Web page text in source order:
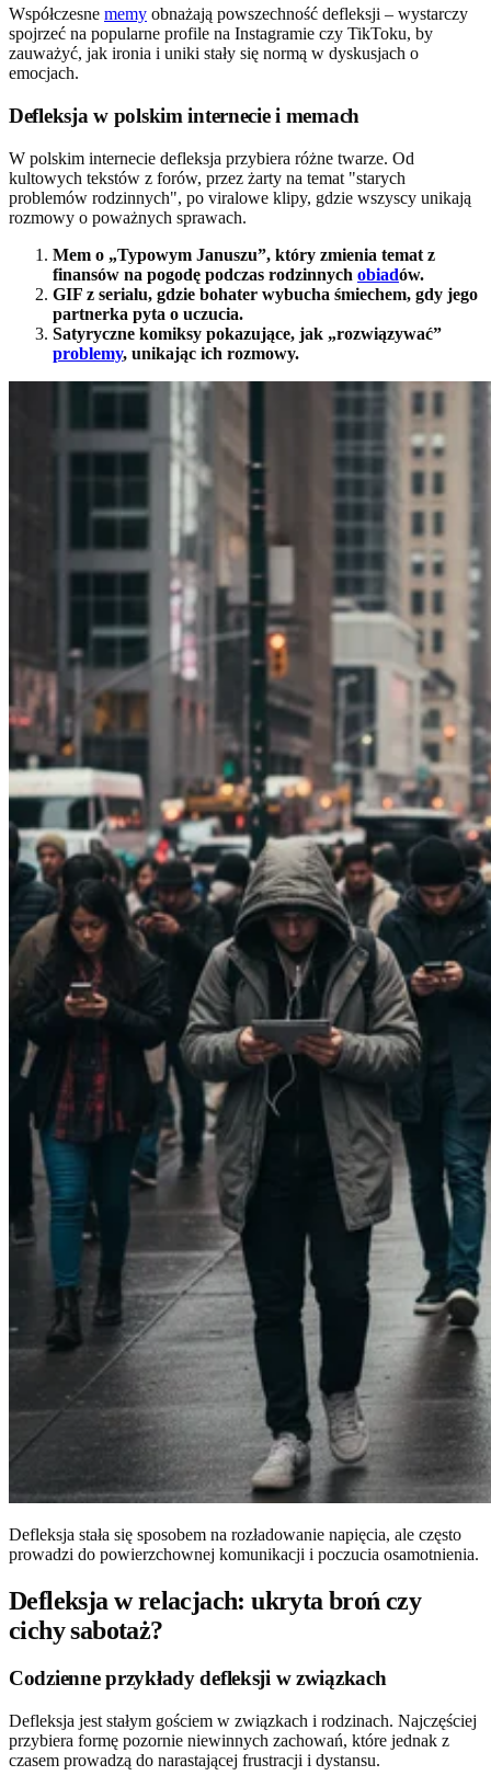
Współczesne memy obnażają powszechność defleksji – wystarczy
spojrzeć na popularne profile na Instagramie czy TikToku, by
zauważyć, jak ironia i uniki stały się normą w dyskusjach o
emocjach.
Defleksja w polskim internecie i memach
W polskim internecie defleksja przybiera różne twarze. Od
kultowych tekstów z forów, przez żarty na temat "starych
problemów rodzinnych", po viralowe klipy, gdzie wszyscy unikają
rozmowy o poważnych sprawach.
Mem o „Typowym Januszu”, który zmienia temat z
finansów na pogodę podczas rodzinnych obiadów.
GIF z serialu, gdzie bohater wybucha śmiechem, gdy jego
partnerka pyta o uczucia.
Satyryczne komiksy pokazujące, jak „rozwiązywać”
problemy, unikając ich rozmowy.
Defleksja stała się sposobem na rozładowanie napięcia, ale często
prowadzi do powierzchownej komunikacji i poczucia osamotnienia.
Defleksja w relacjach: ukryta broń czy
cichy sabotaż?
Codzienne przykłady defleksji w związkach
Defleksja jest stałym gościem w związkach i rodzinach. Najczęściej
przybiera formę pozornie niewinnych zachowań, które jednak z
czasem prowadzą do narastającej frustracji i dystansu.